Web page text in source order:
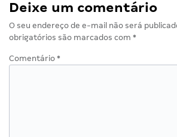
Deixe um comentário
O seu endereço de e-mail não será
obrigatórios são marcados com *
Comentário *